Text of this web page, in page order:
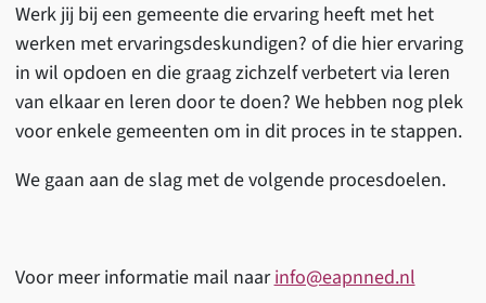
Werk jij bij een gemeente die ervaring heeft met het
werken met ervaringsdeskundigen? of die hier ervaring
in wil opdoen en die graag zichzelf verbetert via leren
van elkaar en leren door te doen? We hebben nog plek
voor enkele gemeenten om in dit proces in te stappen.
We gaan aan de slag met de volgende procesdoelen.
Voor meer informatie mail naarinfo@eapnned.nl